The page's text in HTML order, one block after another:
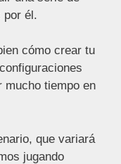
por él.
cómo crear tu
mucho tiempo en
que variará
jugando